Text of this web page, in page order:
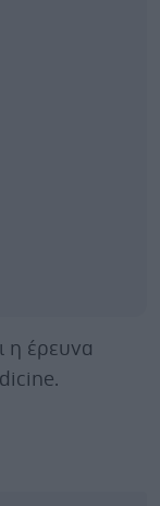
η έρευνα